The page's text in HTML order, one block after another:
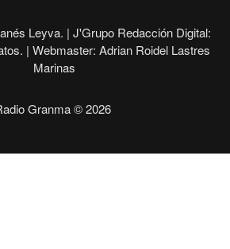
Leyva. | J'Grupo Redacción Digital:
| Webmaster: Adrian Roidel Lastres
Marinas
Granma © 2026